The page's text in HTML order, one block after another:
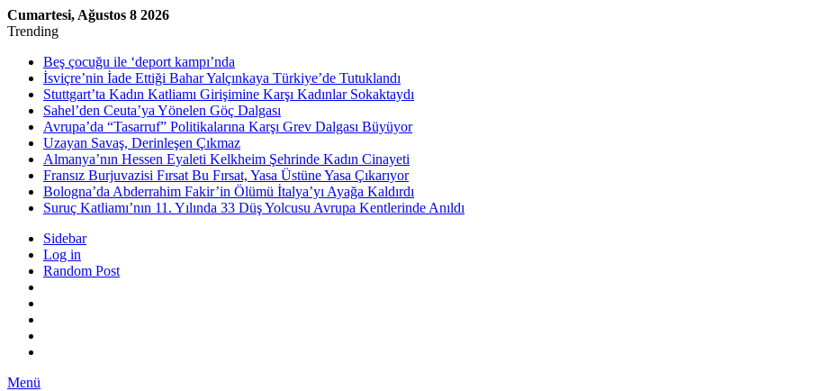
Cumartesi, Ağustos 8 2026
Trending
Beş çocuğu ile ‘deport kampı’nda
İsviçre’nin İade Ettiği Bahar Yalçınkaya Türkiye’de Tutuklandı
Stuttgart’ta Kadın Katliamı Girişimine Karşı Kadınlar Sokaktaydı
Sahel’den Ceuta’ya Yönelen Göç Dalgası
Avrupa’da “Tasarruf” Politikalarına Karşı Grev Dalgası Büyüyor
Uzayan Savaş, Derinleşen Çıkmaz
Almanya’nın Hessen Eyaleti Kelkheim Şehrinde Kadın Cinayeti
Fransız Burjuvazisi Fırsat Bu Fırsat, Yasa Üstüne Yasa Çıkarıyor
Bologna’da Abderrahim Fakir’in Ölümü İtalya’yı Ayağa Kaldırdı
Suruç Katliamı’nın 11. Yılında 33 Düş Yolcusu Avrupa Kentlerinde Anıldı
Sidebar
Log in
Random Post
Menü